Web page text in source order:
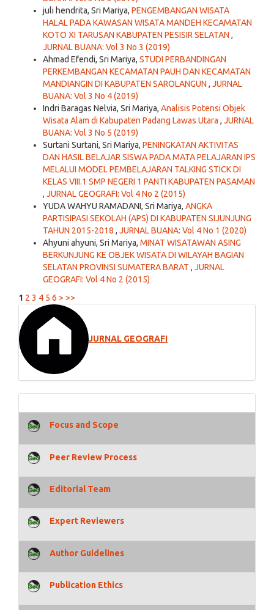
juli hendrita, Sri Mariya, PENGEMBANGAN WISATA
HALAL PADA KAWASAN WISATA MANDEH KECAMATAN
KOTO XI TARUSAN KABUPATEN PESISIR SELATAN ,
JURNAL BUANA: Vol 3 No 3 (2019)
Ahmad Efendi, Sri Mariya, STUDI PERBANDINGAN
PERKEMBANGAN KECAMATAN PAUH DAN KECAMATAN
MANDIANGIN DI KABUPATEN SAROLANGUN , JURNAL
BUANA: Vol 3 No 4 (2019)
Indri Baragas Nelvia, Sri Mariya, Analisis Potensi Objek
Wisata Alam di Kabupaten Padang Lawas Utara , JURNAL
BUANA: Vol 3 No 5 (2019)
Surtani Surtani, Sri Mariya, PENINGKATAN AKTIVITAS
DAN HASIL BELAJAR SISWA PADA MATA PELAJARAN IPS
MELALUI MODEL PEMBELAJARAN TALKING STICK DI
KELAS VIII.1 SMP NEGERI 1 PANTI KABUPATEN PASAMAN
, JURNAL GEOGRAFI: Vol 4 No 2 (2015)
YUDA WAHYU RAMADANI, Sri Mariya, ANGKA
PARTISIPASI SEKOLAH (APS) DI KABUPATEN SIJUNJUNG
TAHUN 2015-2018 , JURNAL BUANA: Vol 4 No 1 (2020)
Ahyuni ahyuni, Sri Mariya, MINAT WISATAWAN ASING
BERKUNJUNG KE OBJEK WISATA DI WILAYAH BAGIAN
SELATAN PROVINSI SUMATERA BARAT , JURNAL
GEOGRAFI: Vol 4 No 2 (2015)
1 2 3 4 5 6 > >>
JURNAL GEOGRAFI
Focus and Scope
Peer Review Process
Editorial Team
Expert Reviewers
Author Guidelines
Publication Ethics